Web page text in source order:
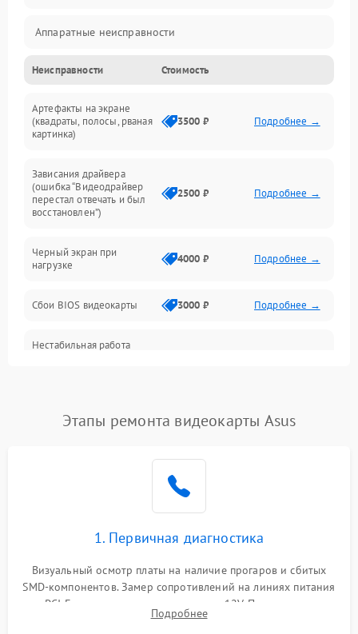
Аппаратные неисправности
Перегрев и термопроблемы
Видео
Интерфейсные и коммуникационные проблемы
Электропитание
ПО
Электронные компоненты
Общие поломки
Механические повреждения
Неисправности Стоимость
Артефакты на экране
(квадраты, полосы, рваная
картинка)
3500 ₽ Подробнее →
Зависания драйвера
(ошибка “Видеодрайвер
перестал отвечать и был
восстановлен”)
2500 ₽ Подробнее →
Черный экран при
нагрузке
4000 ₽ Подробнее →
Сбои BIOS видеокарты 3000 ₽ Подробнее →
Нестабильная работа
Этапы ремонта видеокарты Asus
1. Первичная диагностика
Визуальный осмотр платы на наличие прогаров и сбитых
SMD-компонентов. Замер сопротивлений на линиях питания
PCI-E и дополнительных разъемах 12V. Проверка на
короткое замыкание основных дросселей питания GPU и
Подробнее